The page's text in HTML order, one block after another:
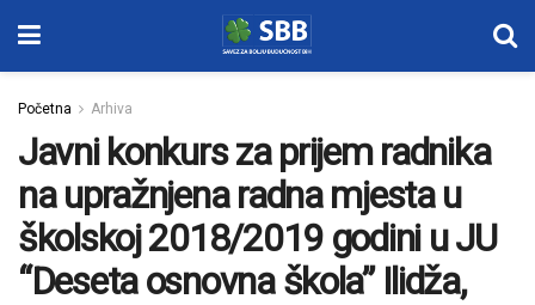
Početna Arhiva
Javni konkurs za prijem radnika
na upražnjena radna mjesta u
školskoj 2018/2019 godini u JU
“Deseta osnovna škola” Ilidža,